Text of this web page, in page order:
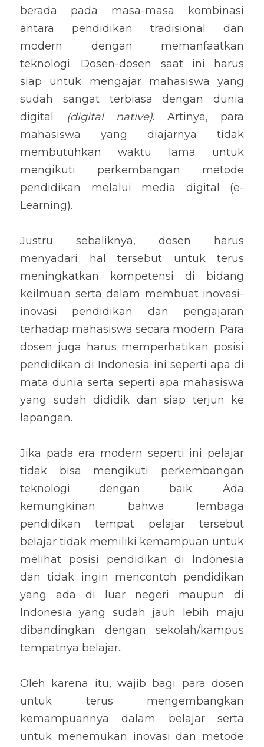
berada pada masa-masa kombinasi
antara pendidikan tradisional dan
modern dengan memanfaatkan
teknologi. Dosen-dosen saat ini harus
siap untuk mengajar mahasiswa yang
sudah sangat terbiasa dengan dunia
digital
(digital native). Artinya, para
mahasiswa yang diajarnya tidak
membutuhkan waktu lama untuk
mengikuti perkembangan metode
pendidikan melalui media digital (e-
Learning).
Justru sebaliknya, dosen harus
menyadari hal tersebut untuk terus
meningkatkan kompetensi di bidang
keilmuan serta dalam membuat inovasi-
inovasi pendidikan dan pengajaran
terhadap mahasiswa secara modern. Para
dosen juga harus memperhatikan posisi
pendidikan di Indonesia ini seperti apa di
mata dunia serta seperti apa mahasiswa
yang sudah dididik dan siap terjun ke
lapangan.
Jika pada era modern seperti ini pelajar
tidak bisa mengikuti perkembangan
teknologi dengan baik. Ada
kemungkinan bahwa lembaga
pendidikan tempat pelajar tersebut
belajar tidak memiliki kemampuan untuk
melihat posisi pendidikan di Indonesia
dan tidak ingin mencontoh pendidikan
yang ada di luar negeri maupun di
Indonesia yang sudah jauh lebih maju
dibandingkan dengan sekolah/kampus
tempatnya belajar..
Oleh karena itu, wajib bagi para dosen
untuk terus mengembangkan
kemampuannya dalam belajar serta
untuk menemukan inovasi dan metode